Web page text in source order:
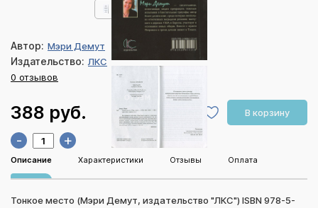
Автор: Мэри Демут
Издательство: ЛКС
0 отзывов
388 руб. В корзину
- +
Описание Характеристики Отзывы Оплата
Тонкое место (Мэри Демут, издательство "ЛКС") ISBN 978-5-